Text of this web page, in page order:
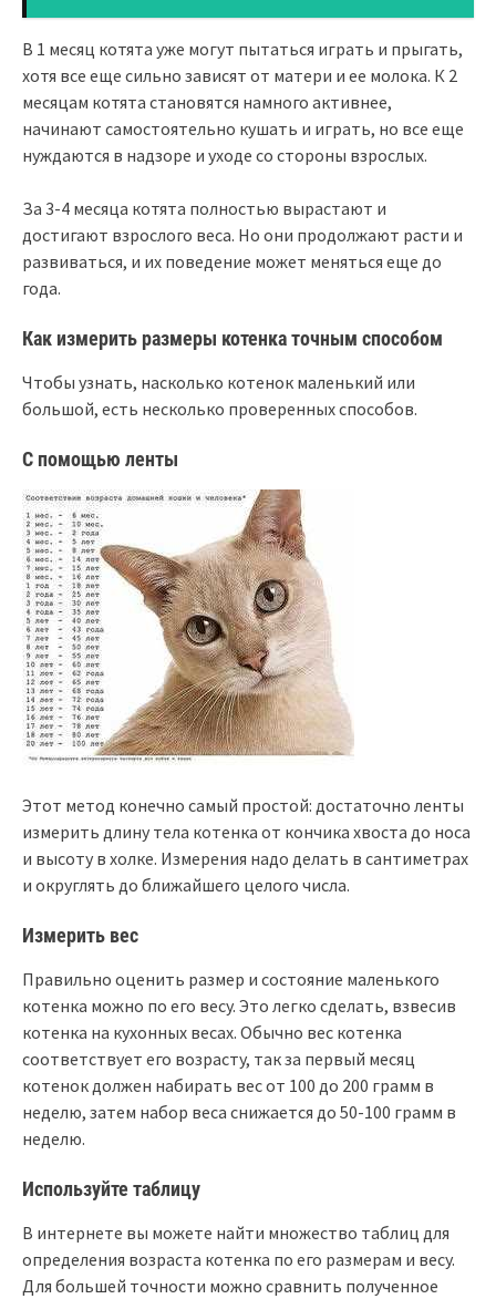
В 1 месяц котята уже могут пытаться играть и прыгать,
хотя все еще сильно зависят от матери и ее молока. К 2
месяцам котята становятся намного активнее,
начинают самостоятельно кушать и играть, но все еще
нуждаются в надзоре и уходе со стороны взрослых.
За 3-4 месяца котята полностью вырастают и
достигают взрослого веса. Но они продолжают расти и
развиваться, и их поведение может меняться еще до
года.
Как измерить размеры котенка точным способом
Чтобы узнать, насколько котенок маленький или
большой, есть несколько проверенных способов.
С помощью ленты
Этот метод конечно самый простой: достаточно ленты
измерить длину тела котенка от кончика хвоста до носа
и высоту в холке. Измерения надо делать в сантиметрах
и округлять до ближайшего целого числа.
Измерить вес
Правильно оценить размер и состояние маленького
котенка можно по его весу. Это легко сделать, взвесив
котенка на кухонных весах. Обычно вес котенка
соответствует его возрасту, так за первый месяц
котенок должен набирать вес от 100 до 200 грамм в
неделю, затем набор веса снижается до 50-100 грамм в
неделю.
Используйте таблицу
В интернете вы можете найти множество таблиц для
определения возраста котенка по его размерам и весу.
Для большей точности можно сравнить полученное